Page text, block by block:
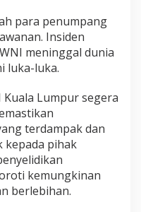
para penumpang
Insiden
meninggal dunia
luka-luka.
Lumpur segera
terdampak dan
kepada pihak
kemungkinan
berlebihan.